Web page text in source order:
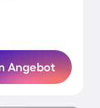
Angebot